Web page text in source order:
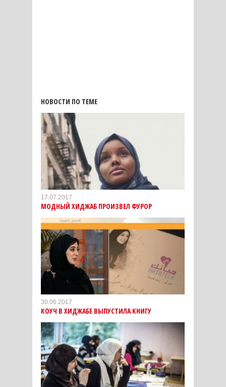
НОВОСТИ ПО ТЕМЕ
17.07.2017
МОДНЫЙ ХИДЖАБ ПРОИЗВЕЛ ФУРОР
30.06.2017
КОУЧ В ХИДЖАБЕ ВЫПУСТИЛА КНИГУ